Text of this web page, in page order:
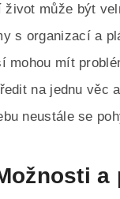
život může být
s organizací a
mohou mít
na jednu věc
neustále se